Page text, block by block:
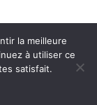
la meilleure
à utiliser ce
satisfait.